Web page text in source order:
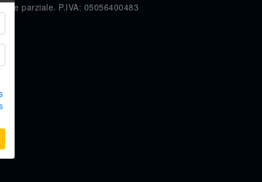
parziale. P.IVA: 05056400483